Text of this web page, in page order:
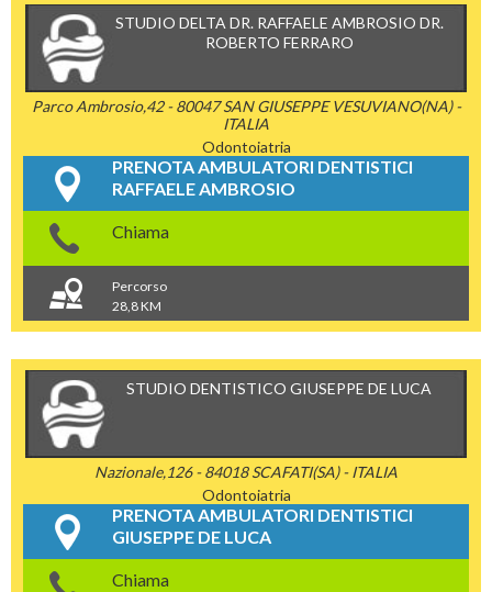
STUDIO DELTA DR. RAFFAELE AMBROSIO DR.
ROBERTO FERRARO
Parco Ambrosio,42 - 80047 SAN GIUSEPPE VESUVIANO(NA) -
ITALIA
Odontoiatria
PRENOTA AMBULATORI DENTISTICI
RAFFAELE AMBROSIO
Chiama
Percorso
28,8 KM
STUDIO DENTISTICO GIUSEPPE DE LUCA
Nazionale,126 - 84018 SCAFATI(SA) - ITALIA
Odontoiatria
PRENOTA AMBULATORI DENTISTICI
GIUSEPPE DE LUCA
Chiama